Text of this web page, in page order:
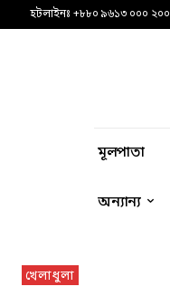
হটলাইনঃ +৮৮০ ৯৬১৩ ০০০ ২০০
মূলপাতা
অন্যান্য
খেলাধুলা